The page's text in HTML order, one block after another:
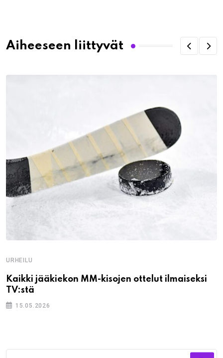
Aiheeseen liittyvät
URHEILU
Kaikki jääkiekon MM-kisojen ottelut ilmaiseksi
TV:stä
15.05.2026